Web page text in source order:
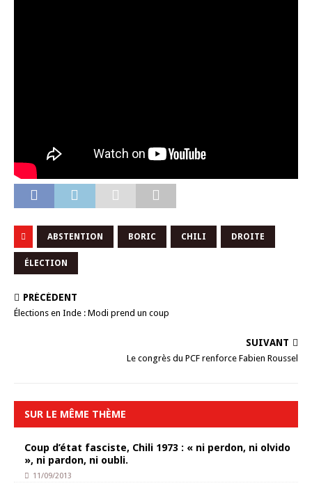
ABSTENTION BORIC CHILI DROITE
ÉLECTION
PRÉCÉDENT
Élections en Inde : Modi prend un coup
SUIVANT
Le congrès du PCF renforce Fabien Roussel
SUR LE MÊME THÈME
Coup d’état fasciste, Chili 1973 : « ni perdon, ni olvido
», ni pardon, ni oubli.
11/09/2013